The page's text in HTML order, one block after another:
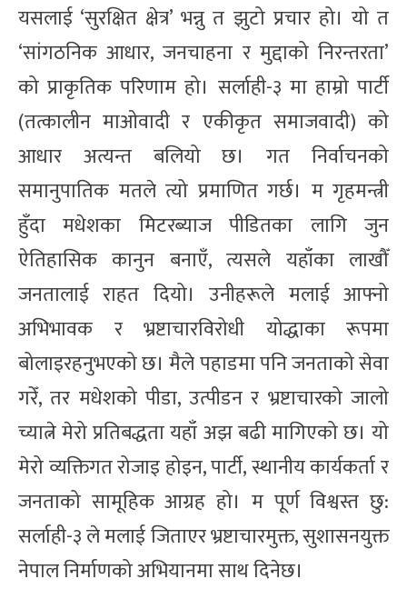
यसलाई ‘सुरक्षित क्षेत्र’ भन्नु त झुटो प्रचार हो। यो त
‘सांगठनिक आधार, जनचाहना र मुद्दाको निरन्तरता’
को प्राकृतिक परिणाम हो। सर्लाही-३ मा हाम्रो पार्टी
(तत्कालीन माओवादी र एकीकृत समाजवादी) को
आधार अत्यन्त बलियो छ। गत निर्वाचनको
समानुपातिक मतले त्यो प्रमाणित गर्छ। म गृहमन्त्री
हुँदा मधेशका मिटरब्याज पीडितका लागि जुन
ऐतिहासिक कानुन बनाएँ, त्यसले यहाँका लाखौँ
जनतालाई राहत दियो। उनीहरूले मलाई आफ्नो
अभिभावक र भ्रष्टाचारविरोधी योद्धाका रूपमा
बोलाइरहनुभएको छ। मैले पहाडमा पनि जनताको सेवा
गरेँ, तर मधेशको पीडा, उत्पीडन र भ्रष्टाचारको जालो
च्यात्ने मेरो प्रतिबद्धता यहाँ अझ बढी मागिएको छ। यो
मेरो व्यक्तिगत रोजाइ होइन, पार्टी, स्थानीय कार्यकर्ता र
जनताको सामूहिक आग्रह हो। म पूर्ण विश्वस्त छु:
सर्लाही-३ ले मलाई जिताएर भ्रष्टाचारमुक्त, सुशासनयुक्त
नेपाल निर्माणको अभियानमा साथ दिनेछ।